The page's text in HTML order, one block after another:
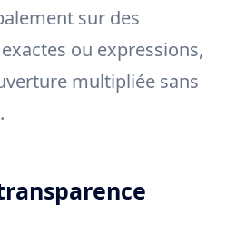
sur des
ou expressions,
multipliée sans